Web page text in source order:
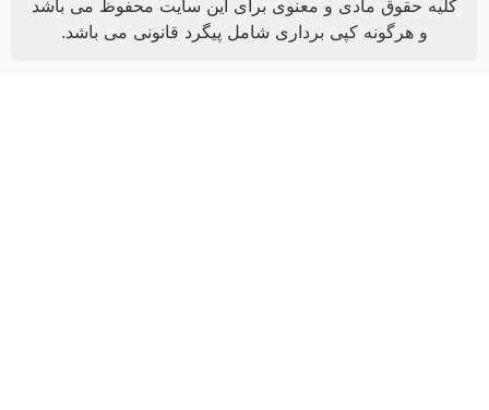
کلیه حقوق مادی و معنوی برای این سایت محفوظ می باشد
و هرگونه کپی برداری شامل پیگرد قانونی می باشد.